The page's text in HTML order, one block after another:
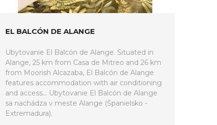
EL BALCÓN DE ALANGE
Ubytovanie El Balcón de Alange. Situated in
Alange, 25 km from Casa de Mitreo and 26 km
from Moorish Alcazaba, El Balcón de Alange
features accommodation with air conditioning
and access... Ubytovanie El Balcón de Alange
sa nachádza v meste Alange (Španielsko -
Extremadura).